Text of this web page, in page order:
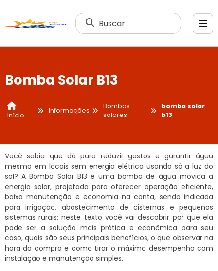
Buscar
Bomba Solar B13
Início
Informações
Bombas
solares
bomba solar
b13
Você sabia que dá para reduzir gastos e garantir água
mesmo em locais sem energia elétrica usando só a luz do
sol? A Bomba Solar B13 é uma bomba de água movida a
energia solar, projetada para oferecer operação eficiente,
baixa manutenção e economia na conta, sendo indicada
para irrigação, abastecimento de cisternas e pequenos
sistemas rurais; neste texto você vai descobrir por que ela
pode ser a solução mais prática e econômica para seu
caso, quais são seus principais benefícios, o que observar na
hora da compra e como tirar o máximo desempenho com
instalação e manutenção simples.